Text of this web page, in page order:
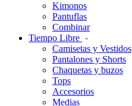
Kimonos
Pantuflas
Combinar
Tiempo Libre
Camisetas y Vestidos
Pantalones y Shorts
Chaquetas y buzos
Tops
Accesorios
Medias